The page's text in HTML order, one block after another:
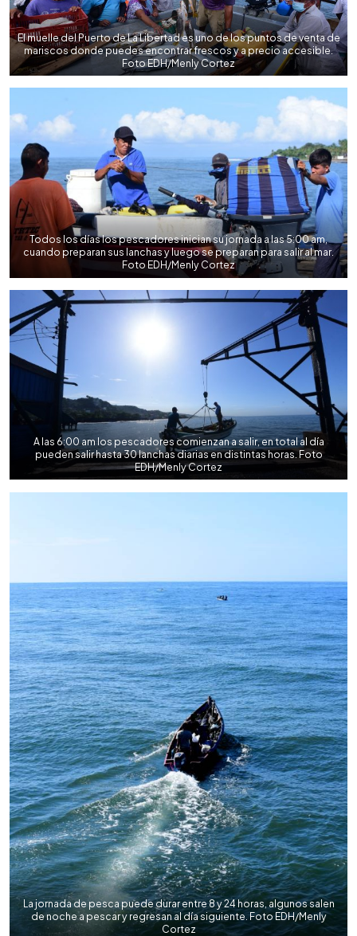
El muelle del Puerto de La Libertad es uno de los puntos de venta de
mariscos donde puedes encontrar frescos y a precio accesible.
Foto EDH/Menly Cortez
Todos los días los pescadores inician su jornada a las 5:00 am,
cuando preparan sus lanchas y luego se preparan para salir al mar.
Foto EDH/Menly Cortez
A las 6:00 am los pescadores comienzan a salir, en total al día
pueden salir hasta 30 lanchas diarias en distintas horas. Foto
EDH/Menly Cortez
La jornada de pesca puede durar entre 8 y 24 horas, algunos salen
de noche a pescar y regresan al día siguiente. Foto EDH/Menly
Cortez